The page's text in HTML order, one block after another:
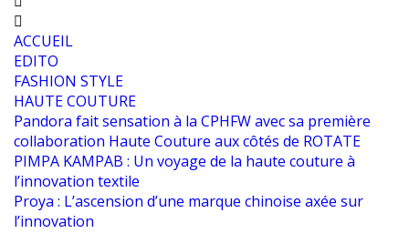
ACCUEIL
EDITO
FASHION STYLE
HAUTE COUTURE
Pandora fait sensation à la CPHFW avec sa première
collaboration Haute Couture aux côtés de ROTATE
PIMPA KAMPAB : Un voyage de la haute couture à
l’innovation textile
Proya : L’ascension d’une marque chinoise axée sur
l’innovation